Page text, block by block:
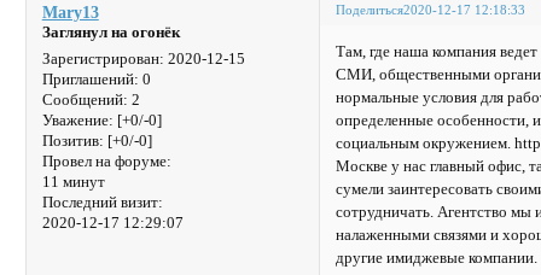
Поделиться2020-12-17 12:18:33
Mary13
Заглянул на огонёк
Зарегистрирован: 2020-12-15
Приглашений: 0
Сообщений: 2
Уважение: [+0/-0]
Позитив: [+0/-0]
Провел на форуме:
11 минут
Последний визит:
2020-12-17 12:29:07
Там, где наша компания
СМИ, общественными
нормальные условия для
определенные особенности,
социальным окружением.
Москве у нас главный офис,
сумели заинтересовать
сотрудничать. Агентство мы
налаженными связями и
другие имиджевые компании.